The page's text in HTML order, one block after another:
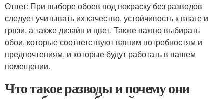
Ответ: При выборе обоев под покраску без разводов
следует учитывать их качество, устойчивость к влаге и
грязи, а также дизайн и цвет. Также важно выбирать
обои, которые соответствуют вашим потребностям и
предпочтениям, и которые будут работать в вашем
помещении.
Что такое разводы и почему они